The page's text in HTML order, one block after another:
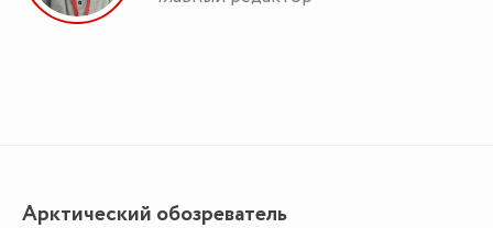
Арктический обозреватель